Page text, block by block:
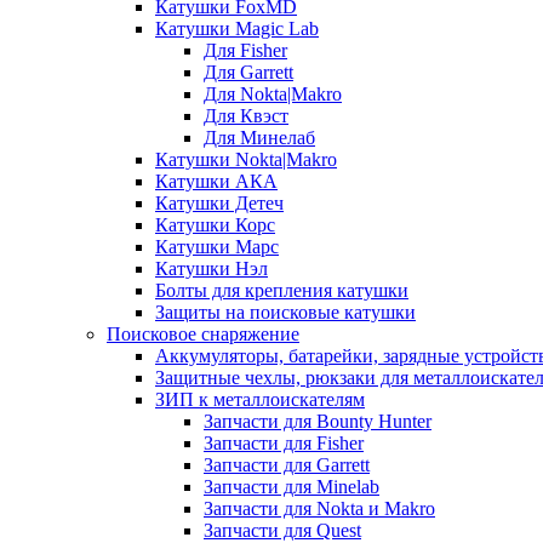
Катушки FoxMD
Катушки Magic Lab
Для Fisher
Для Garrett
Для Nokta|Makro
Для Квэст
Для Минелаб
Катушки Nokta|Makro
Катушки АКА
Катушки Детеч
Катушки Корс
Катушки Марс
Катушки Нэл
Болты для крепления катушки
Защиты на поисковые катушки
Поисковое снаряжение
Аккумуляторы, батарейки, зарядные
Защитные чехлы, рюкзаки для
ЗИП к металлоискателям
Запчасти для Bounty Hunter
Запчасти для Fisher
Запчасти для Garrett
Запчасти для Minelab
Запчасти для Nokta и Makro
Запчасти для Quest